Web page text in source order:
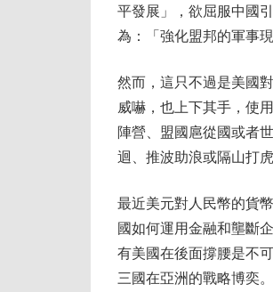
平發展」，欲屈服中國
為：「強化盟邦的軍事
然而，這只不過是美國
威嚇，也上下其手，使
陣營、盟國扈從國或者
迴、推波助浪或隔山打虎
最近美元對人民幣的貨
國如何運用金融和壟斷
有美國在後面撐腰是不
三國在亞洲的戰略博奕